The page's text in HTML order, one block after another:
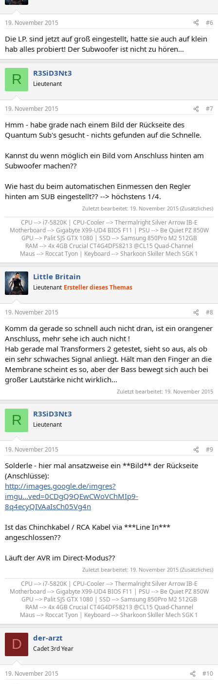
19. November 2015 #6
Die LP. sind jetzt auf groß eingestellt, hatte sie auch auf klein
hab alles probiert! Der Subwoofer ist nicht zu hören...
R R3SiD3Nt3
Lieutenant
19. November 2015 #7
Hmm - habe grade nach einem Bild der Rückseite des
Quantum Sub's gesucht - nichts gefunden auf die Schnelle.
Kannst du wenn möglich ein Bild vom Anschluss hinten am
Subwoofer machen??
Wie hast du beim automatischen Einmessen den Regler
hinten am SUB eingestellt?? --> höchstens 1/4.
Zuletzt bearbeitet: 19. November 2015 (Zusätzliches)
CPU --> i7-5820K | CPU-Cooler --> Thermalright Silver Arrow IB-E
Motherboard --> Gigabyte X99-UD4 BIOS F11 | PSU --> Be Quiet PZ 850W
GPU --> Palit SJS GTX 1080 | SSD --> Samsung 850Pro M2 512GB
RAM --> 4x 4GB Crucial CT4G4DFS8213 @CL15 Quad-Channel
Maus --> Roccat Tyon | Keyboard --> Sharkoon Skiller Mech SGK 1​
Little Britain
Lieutenant Ersteller dieses Themas
19. November 2015 #8
Komm da gerade so schnell auch nicht dran, ist ein orangener
Anschluss, mehr sehe ich auch nicht !
Hab gerade mal Transformers 2 getestet, sieht so aus, als ob
ein sehr schwaches Signal anliegt. Hält man den Finger an die
Membrane scheint es so, aber der Bass bewegt sich auch bei
großer Lautstärke nicht wirklich...
Zuletzt bearbeitet: 19. November 2015
R R3SiD3Nt3
Lieutenant
19. November 2015 #9
Solderle - hier mal ansatzweise ein **Bild** der Rückseite
(Anschlüsse):
http://images.google.de/imgres?
imgu...ved=0CDgQ9QEwCWoVChMIp9-
8q4ecyQIVAaIsCh05Vg4n
Ist das Chinchkabel / RCA Kabel via ***Line In***
angeschlossen??
Läuft der AVR im Direct-Modus??
Zuletzt bearbeitet: 19. November 2015 (Zusätzliches)
CPU --> i7-5820K | CPU-Cooler --> Thermalright Silver Arrow IB-E
Motherboard --> Gigabyte X99-UD4 BIOS F11 | PSU --> Be Quiet PZ 850W
GPU --> Palit SJS GTX 1080 | SSD --> Samsung 850Pro M2 512GB
RAM --> 4x 4GB Crucial CT4G4DFS8213 @CL15 Quad-Channel
Maus --> Roccat Tyon | Keyboard --> Sharkoon Skiller Mech SGK 1​
D der-arzt
Cadet 3rd Year
19. November 2015 #10